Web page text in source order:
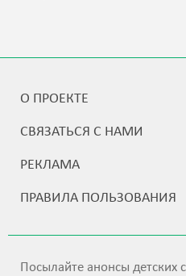
О ПРОЕКТЕ
СВЯЗАТЬСЯ С НАМИ
РЕКЛАМА
ПРАВИЛА ПОЛЬЗОВАНИЯ
Посылайте анонсы детских